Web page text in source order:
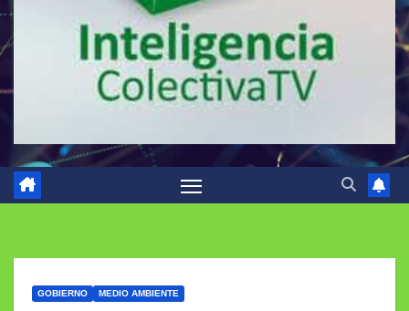
GOBIERNO MEDIO AMBIENTE